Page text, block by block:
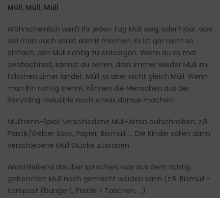
Müll, Müll, Müll
Wahrscheinlich werft ihr jeden Tag Müll weg, oder? Klar, was
soll man auch sonst damit machen. Es ist gar nicht so
einfach, den Müll richtig zu entsorgen. Wenn du es mal
beobachtest, kannst du sehen, dass immer wieder Müll im
falschen Eimer landet. Müll ist aber nicht gleich Müll. Wenn
man ihn richtig trennt, können die Menschen aus der
Recycling-Industrie noch etwas daraus machen.
Mülltrenn-Spiel: Verschiedene Müll-Arten aufschreiben, z.B.
Plastik/Gelber Sack, Papier, Biomüll, … Die Kinder sollen dann
verschiedene Müll Stücke zuordnen.
Anschließend darüber sprechen, was aus dem richtig
getrennten Müll noch gemacht werden kann (z.B. Biomüll >
Kompost (Dünger), Plastik > Taschen, …)